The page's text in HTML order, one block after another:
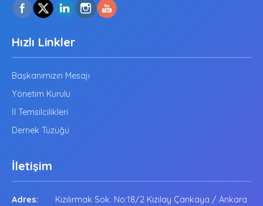
Hızlı Linkler
Başkanımızın Mesajı
Yönetim Kurulu
İl Temsilcilikleri
Dernek Tüzüğü
İletişim
Adres:
Kızılırmak Sok. No:18/2 Kızılay Çankaya / Ankara